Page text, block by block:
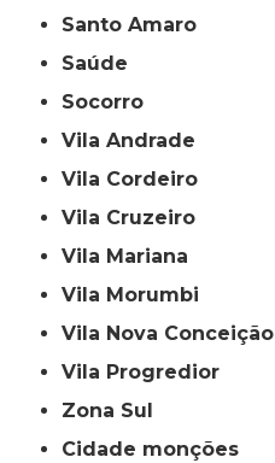
Santo Amaro
Saúde
Socorro
Vila Andrade
Vila Cordeiro
Vila Cruzeiro
Vila Mariana
Vila Morumbi
Vila Nova Conceição
Vila Progredior
Zona Sul
cidade monções